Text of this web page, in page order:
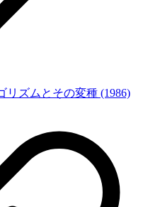
リズムとその変種 (1986)